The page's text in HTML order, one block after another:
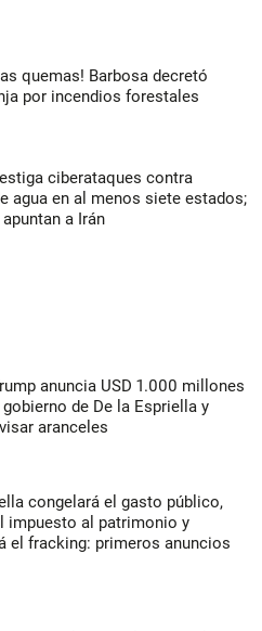
quemas! Barbosa decretó
por incendios forestales
ciberataques contra
agua en al menos siete estados;
a Irán
anuncia USD 1.000 millones
de De la Espriella y
aranceles
congelará el gasto público,
impuesto al patrimonio y
el fracking: primeros anuncios